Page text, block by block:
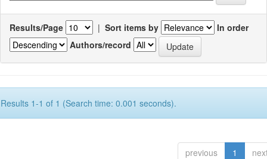
Results/Page | Sort items by
In order
Authors/record
Results 1-1 of 1 (Search time: 0.001 seconds).
previous 1